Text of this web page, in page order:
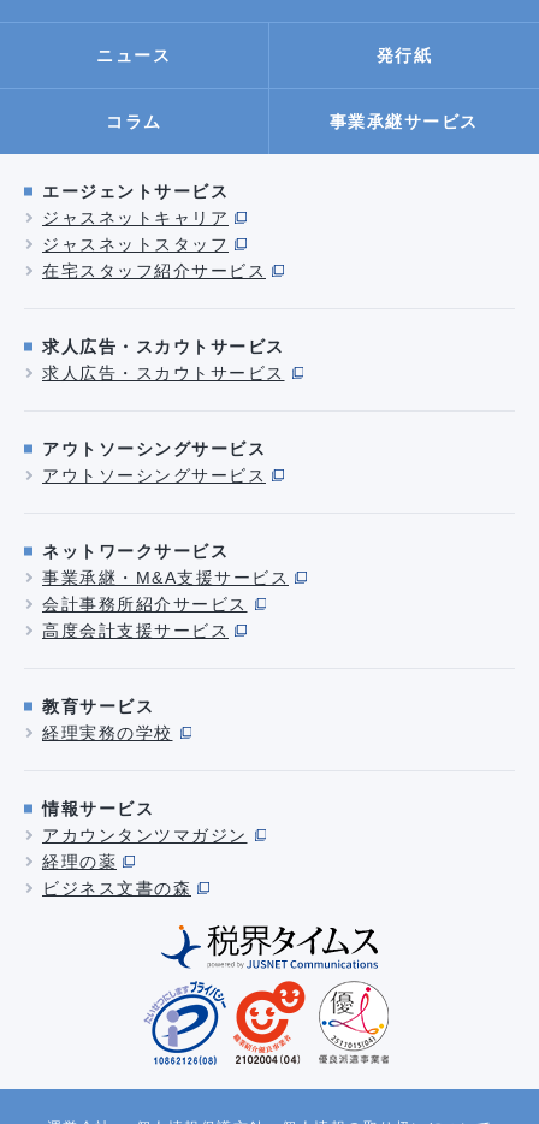
ニュース 発行紙
コラム 事業承継サービス
エージェントサービス
ジャスネットキャリア
ジャスネットスタッフ
在宅スタッフ紹介サービス
求人広告・スカウトサービス
求人広告・スカウトサービス
アウトソーシングサービス
アウトソーシングサービス
ネットワークサービス
事業承継・M&A支援サービス
会計事務所紹介サービス
高度会計支援サービス
教育サービス
経理実務の学校
情報サービス
アカウンタンツマガジン
経理の薬
ビジネス文書の森